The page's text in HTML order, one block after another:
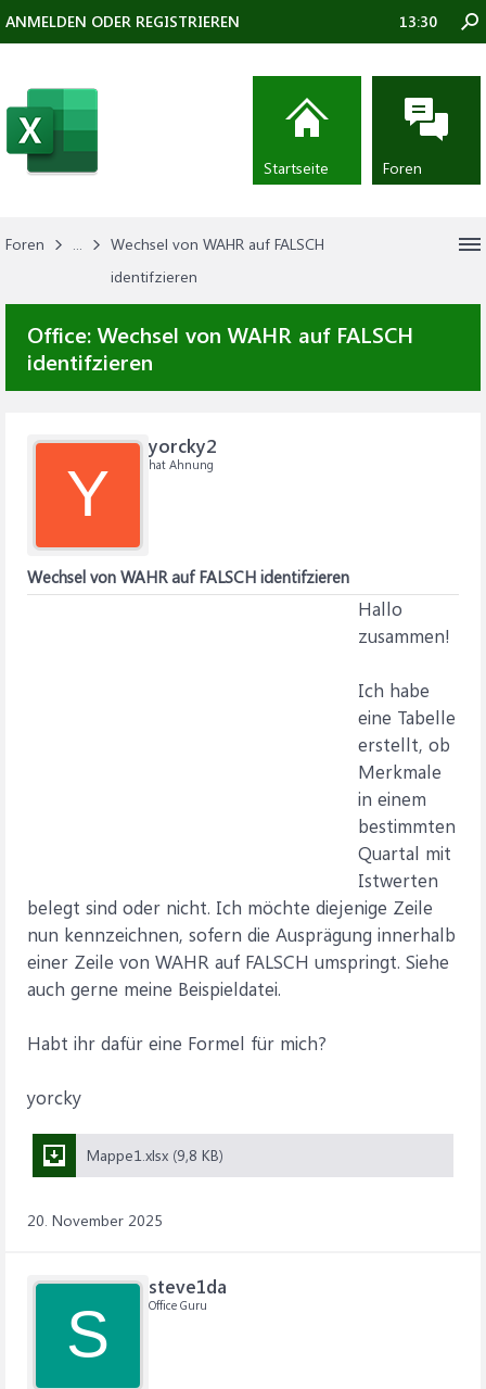
Foren ...
Wechsel von WAHR auf FALSCH
identifzieren
Office:Wechsel von WAHR auf FALSCH
identifzieren
Y
yorcky2
hat Ahnung
Wechsel von WAHR auf FALSCH identifzieren
Hallo
zusammen!
Ich habe
eine Tabelle
erstellt, ob
Merkmale
in einem
bestimmten
Quartal mit
Istwerten
belegt sind oder nicht. Ich möchte diejenige Zeile
nun kennzeichnen, sofern die Ausprägung innerhalb
einer Zeile von WAHR auf FALSCH umspringt. Siehe
auch gerne meine Beispieldatei.
Habt ihr dafür eine Formel für mich?
yorcky
Mappe1.xlsx (9,8 KB)
20. November 2025
S
steve1da
Office Guru
ANMELDEN ODER REGISTRIEREN 13:30
Startseite Foren